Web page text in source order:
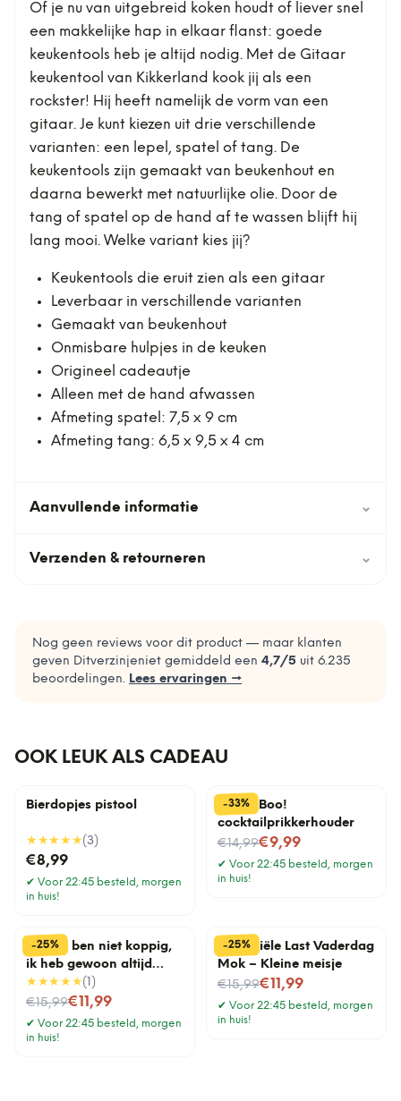
Of je nu van uitgebreid koken houdt of liever snel
een makkelijke hap in elkaar flanst: goede
keukentools heb je altijd nodig. Met de Gitaar
keukentool van Kikkerland kook jij als een
rockster! Hij heeft namelijk de vorm van een
gitaar. Je kunt kiezen uit drie verschillende
varianten: een lepel, spatel of tang. De
keukentools zijn gemaakt van beukenhout en
daarna bewerkt met natuurlijke olie. Door de
tang of spatel op de hand af te wassen blijft hij
lang mooi. Welke variant kies jij?
Keukentools die eruit zien als een gitaar
Leverbaar in verschillende varianten
Gemaakt van beukenhout
Onmisbare hulpjes in de keuken
Origineel cadeautje
Alleen met de hand afwassen
Afmeting spatel: 7,5 x 9 cm
Afmeting tang: 6,5 x 9,5 x 4 cm
Aanvullende informatie ⌄
Verzenden & retourneren ⌄
Nog geen reviews voor dit product — maar klanten
geven Ditverzinjeniet gemiddeld een 4,7/5 uit 6.235
beoordelingen. Lees ervaringen →
OOK LEUK ALS CADEAU
Bierdopjes pistool
★★★★★(3)
€8,99
✔ Voor 22:45 besteld, morgen
in huis!
-33%
Pick a Boo!
cocktailprikkerhouder
€14,99
Nu voor€9,99
✔ Voor 22:45 besteld, morgen
in huis!
-25%
Mok Ik ben niet koppig,
ik heb gewoon altijd
gelijk
★★★★★( 1 )
€15,99
Nu voor€11,99
✔ Voor 22:45 besteld, morgen
in huis!
-25%
Financiële Last Vaderdag
Mok – Kleine meisje
€15,99
Nu voor€11,99
✔ Voor 22:45 besteld, morgen
in huis!